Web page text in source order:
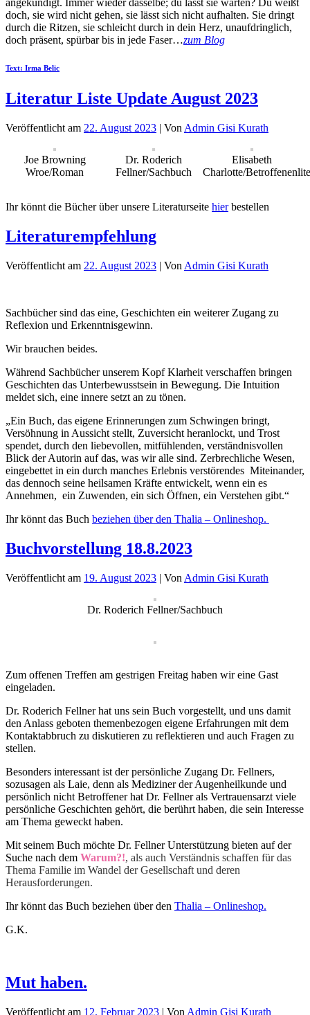
angekündigt. Immer wieder dasselbe; du lässt sie warten? Du weißt
doch, sie wird nicht gehen, sie lässt sich nicht aufhalten. Sie dringt
durch die Ritzen, sie schleicht durch in dein Herz, unaufdringlich,
doch präsent, spürbar bis in jede Faser…zum Blog
Text: Irma Belic
Literatur Liste Update August 2023
Veröffentlicht am 22. August 2023 | Von Admin Gisi Kurath
Joe Browning
Wroe/Roman
Dr. Roderich
Fellner/Sachbuch
Elisabeth
Charlotte/
Ihr könnt die Bücher über unsere Literaturseite hierbestellen
Literaturempfehlung
Veröffentlicht am 22. August 2023 | Von Admin Gisi Kurath
Sachbücher sind das eine, Geschichten ein weiterer Zugang zu
Reflexion und Erkenntnisgewinn.
Wir brauchen beides.
Während Sachbücher unserem Kopf Klarheit verschaffen bringen
Geschichten das Unterbewusstsein in Bewegung. Die Intuition
meldet sich, eine innere setzt an zu tönen.
„Ein Buch, das eigene Erinnerungen zum Schwingen bringt,
Versöhnung in Aussicht stellt, Zuversicht heranlockt, und Trost
spendet, durch den liebevollen, mitfühlenden, verständnisvollen
Blick der Autorin auf das, was wir alle sind. Zerbrechliche Wesen,
eingebettet in ein durch manches Erlebnis verstörendes Miteinander,
das dennoch seine heilsamen Kräfte entwickelt, wenn ein es
Annehmen, ein Zuwenden, ein sich Öffnen, ein Verstehen gibt.“
Ihr könnt das Buch beziehen über den Thalia – Onlineshop.
Buchvorstellung 18.8.2023
Veröffentlicht am 19. August 2023 | Von Admin Gisi Kurath
Dr. Roderich Fellner/Sachbuch
Zum offenen Treffen am gestrigen Freitag haben wir eine Gast
eingeladen.
Dr. Roderich Fellner hat uns sein Buch vorgestellt, und uns damit
den Anlass geboten themenbezogen eigene Erfahrungen mit dem
Kontaktabbruch zu diskutieren zu reflektieren und auch Fragen zu
stellen.
Besonders interessant ist der persönliche Zugang Dr. Fellners,
sozusagen als Laie, denn als Mediziner der Augenheilkunde und
persönlich nicht Betroffener hat Dr. Fellner als Vertrauensarzt viele
persönliche Geschichten gehört, die berührt haben, die sein Interesse
am Thema geweckt haben.
Mit seinem Buch möchte Dr. Fellner Unterstützung bieten auf der
Suche nach dem Warum?!, als auch Verständnis schaffen für das
Thema Familie im Wandel der Gesellschaft und deren
Herausforderungen.
Ihr könnt das Buch beziehen über den Thalia – Onlineshop.
G.K.
Mut haben.
Veröffentlicht am 12. Februar 2023 | Von Admin Gisi Kurath